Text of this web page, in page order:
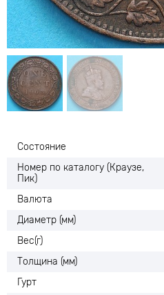
Состояние
Номер по каталогу (Краузе,
Пик)
Валюта
Диаметр (мм)
Вес(г)
Толщина (мм)
Гурт